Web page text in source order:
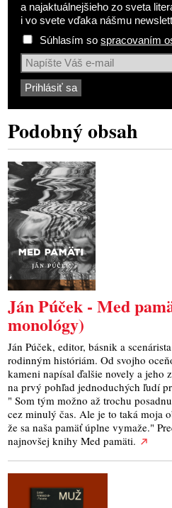
a najaktuálnejšieho zo sveta
i vo svete vďaka nášmu
Súhlasím sospracovaním
Podobný obsah
Ján Púček - Med
monológy)
Ján Púček, editor, básnik a
rodinným históriám. Od svojho
kameni napísal ďalšie novely a jeho
na prvý pohľad jednoduchých ľudí
" Som tým možno až trochu
cez minulý čas. Ale je to taká moja
že sa naša pamäť úplne vymaže."
najnovšej knihy Med pamäti.